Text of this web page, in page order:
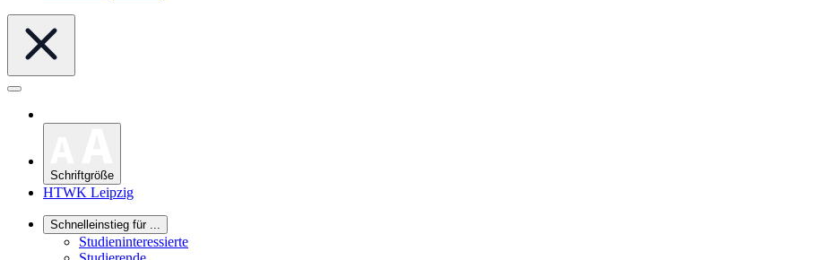
Schriftgröße
HTWK Leipzig
Schnelleinstieg für ...
Studieninteressierte